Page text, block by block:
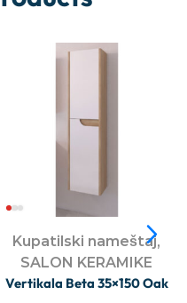
Kupatilski nameštaj,
SALON KERAMIKE
Vertikala Beta 35×150 Oak